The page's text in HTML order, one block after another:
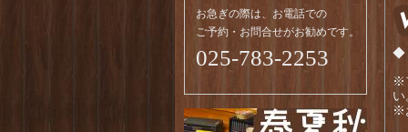
お急ぎの際は、お電話での
ご予約・お問合せがお勧めです。
025-783-2253 ◆
※
い
※